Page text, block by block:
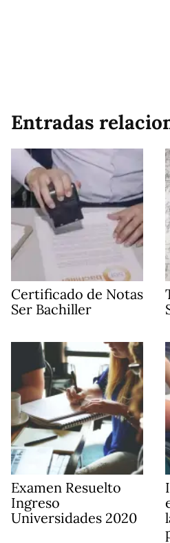
Entradas
Certificado de Notas
Ser Bachiller
Examen Resuelto
Ingreso
Universidades 2020